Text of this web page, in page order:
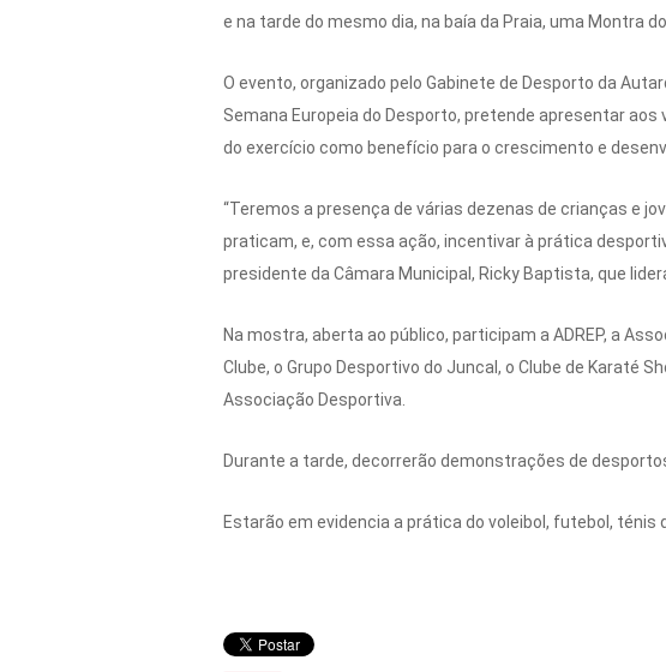
e na tarde do mesmo dia, na baía da Praia, uma Montra
O evento, organizado pelo Gabinete de Desporto da
Semana Europeia do Desporto, pretende apresentar
do exercício como benefício para o crescimento e
“Teremos a presença de várias dezenas de crianças e
praticam, e, com essa ação, incentivar à prática
presidente da Câmara Municipal, Ricky Baptista, que
Na mostra, aberta ao público, participam a ADREP, a
Clube, o Grupo Desportivo do Juncal, o Clube de Karaté
Associação Desportiva.
Durante a tarde, decorrerão demonstrações de
Estarão em evidencia a prática do voleibol, futebol,